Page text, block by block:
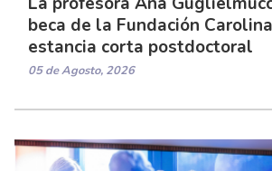
beca de la Fundación
estancia corta postdoctoral
05 de Agosto, 2026